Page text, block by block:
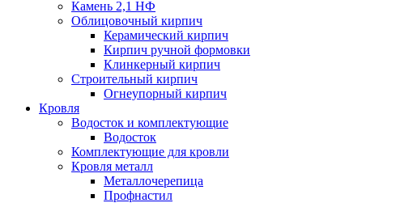
Камень 2,1 НФ
Облицовочный кирпич
Керамический кирпич
Кирпич ручной формовки
Клинкерный кирпич
Строительный кирпич
Огнеупорный кирпич
Кровля
Водосток и комплектующие
Водосток
Комплектующие для кровли
Кровля металл
Металлочерепица
Профнастил